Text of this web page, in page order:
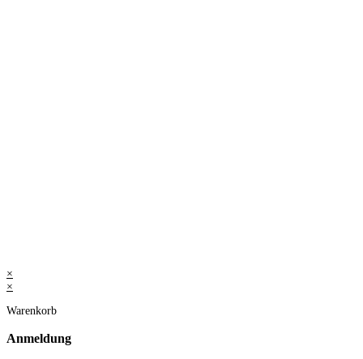
×
×
Warenkorb
Anmeldung